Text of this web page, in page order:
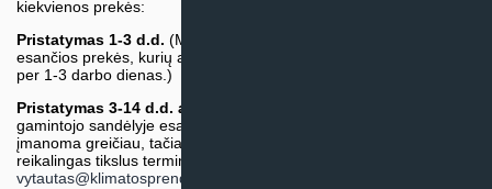
kiekvienos prekės:
Pristatymas 1-3 d.d. (Mūsų sandėlyje arba tiekėjo sandėlyje
esančios prekės, kurių atsiėmimą arba pristatymą galime suruošti
per 1-3 darbo dienas.)
Pristatymas 3-14 d.d. arba ilgiau*
gamintojo sandėlyje esančios prekės. Prekė bus pristatyta kaip
įmanoma greičiau, tačiau tiekimo terminas gali skirtis. Jei
reikalingas tikslus terminas, iš anksto teiraukitės el. paštu:
vytautas@klimatosprendimai.lt